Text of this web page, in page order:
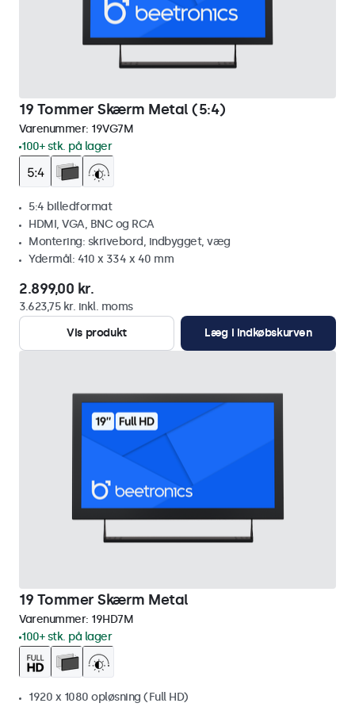
19 Tommer Skærm Metal (5:4)
Varenummer: 19VG7M
100+ stk. på lager
5:4 billedformat
HDMI, VGA, BNC og RCA
Montering: skrivebord, indbygget, væg
Ydermål: 410 x 334 x 40 mm
2.899,00 kr.
3.623,75 kr. inkl. moms
Vis produkt
Læg i indkøbskurven
19 Tommer Skærm Metal
Varenummer: 19HD7M
100+ stk. på lager
1920 x 1080 opløsning (Full HD)